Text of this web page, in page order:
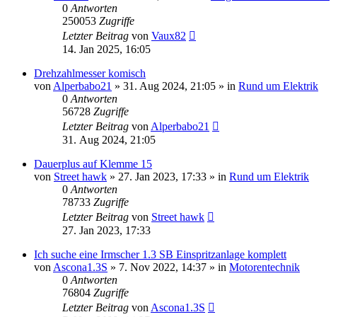
0 Antworten
250053 Zugriffe
Letzter Beitrag von Vaux82
14. Jan 2025, 16:05
Drehzahlmesser komisch
von Alperbabo21 » 31. Aug 2024, 21:05 » in Rund um Elektrik
0 Antworten
56728 Zugriffe
Letzter Beitrag von Alperbabo21
31. Aug 2024, 21:05
Dauerplus auf Klemme 15
von Street hawk » 27. Jan 2023, 17:33 » in Rund um Elektrik
0 Antworten
78733 Zugriffe
Letzter Beitrag von Street hawk
27. Jan 2023, 17:33
Ich suche eine Irmscher 1.3 SB Einspritzanlage komplett
von Ascona1.3S » 7. Nov 2022, 14:37 » in Motorentechnik
0 Antworten
76804 Zugriffe
Letzter Beitrag von Ascona1.3S